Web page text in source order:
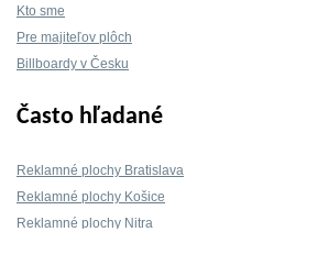
Kto sme
Pre majiteľov plôch
Billboardy v Česku
Často hľadané
Reklamné plochy Bratislava
Reklamné plochy Košice
Reklamné plochy Nitra